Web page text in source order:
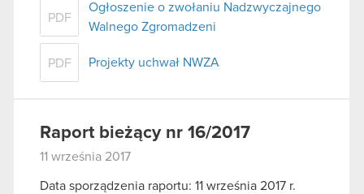
PDF
Ogłoszenie o zwołaniu Nadzwyczajnego
Walnego Zgromadzeni
PDF Projekty uchwał NWZA
Raport bieżący nr 16/2017
11 września 2017
Data sporządzenia raportu: 11 września 2017 r.